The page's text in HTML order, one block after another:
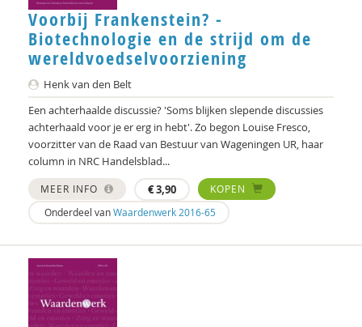
Voorbij Frankenstein? -
Biotechnologie en de strijd om de
wereldvoedselvoorziening
Henk van den Belt
Een achterhaalde discussie? 'Soms blijken slepende discussies
achterhaald voor je er erg in hebt'. Zo begon Louise Fresco,
voorzitter van de Raad van Bestuur van Wageningen UR, haar
column in NRC Handelsblad...
MEER INFO €3,90
KOPEN
Onderdeel vanWaardenwerk 2016-65